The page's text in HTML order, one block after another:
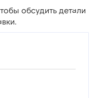
обсудить детали